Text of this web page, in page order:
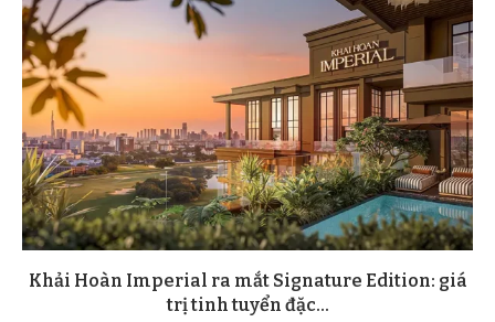
Khải Hoàn Imperial ra mắt Signature Edition: giá
trị tinh tuyển đặc...